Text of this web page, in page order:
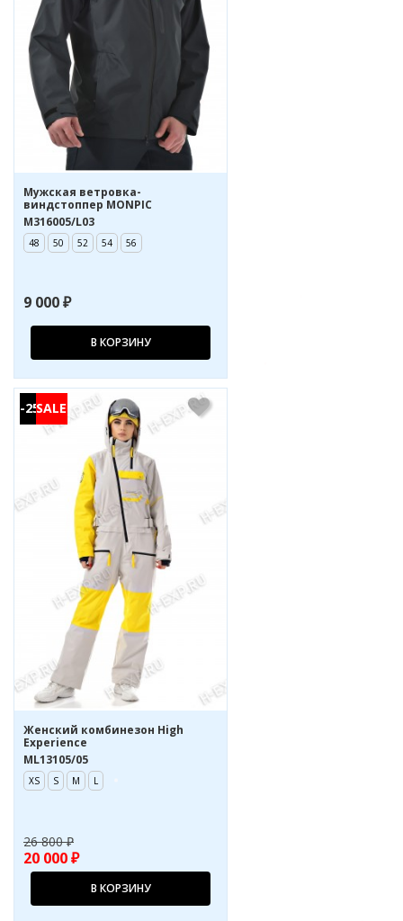
Мужская ветровка-
виндстоппер MONPIC
M316005/L03
48 50 52 54 56
9 000 ₽
В КОРЗИНУ
-25%
Жeнcкий комбинезон High
Experience
ML13105/05
XS S M L
26 800 ₽
20 000 ₽
В КОРЗИНУ